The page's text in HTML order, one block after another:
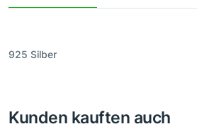
925 Silber
Kunden kauften auch